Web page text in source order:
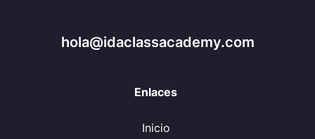
hola@idaclassacademy.com
Enlaces
Inicio